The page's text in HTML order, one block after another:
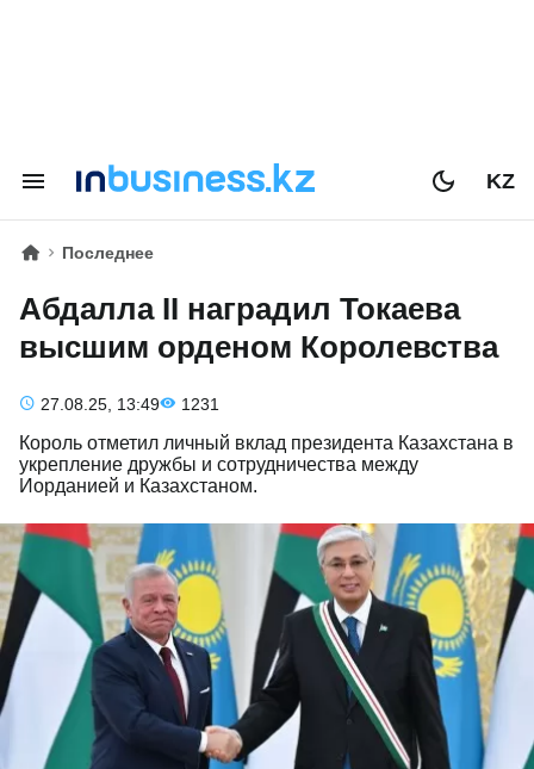
KZ
Последнее
Абдалла II наградил Токаева
высшим орденом Королевства
27.08.25, 13:49 1231
Король отметил личный вклад президента Казахстана в
укрепление дружбы и сотрудничества между
Иорданией и Казахстаном.